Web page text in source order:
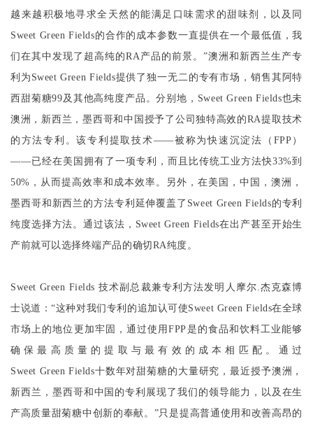
越来越积极地寻求全天然的能满足口味需求的甜味剂，以及同
Sweet Green Fields的合作的成本参数一直提供在一个最低值，我
们在其中发现了超高纯的RA产品的前景。”澳洲和新西兰生产专
利为 Sweet Green Fields提供了独一无二的专有市场，销售其阿特
西甜菊糖99及其他高纯度产品。分别地， Sweet Green Fields也未
澳洲，新西兰，墨西哥和中国授予了公司独特高效的RA提取技术
的方法专利。该专利提取技术——被称为快速沉淀法（ FPP ）
——已经在美国拥有了一项专利，而且比传统工业方法快33%到
50% ，从而提高效率和成本效率。另外，在美国，中国，澳洲，
墨西哥和新西兰的方法专利延伸覆盖了 Sweet Green Fields的专利
纯度选择方法。通过该法， Sweet Green Fields在出产甚至开始生
产前就可以选择终端产品的确切 RA纯度。
Sweet Green Fields 技术副总裁兼专利方法发明人摩尔.杰克森博
士说道：“这种对我们专利的追加认可使Sweet Green Fields在全球
市场上的地位更加牢固，通过使用FPP是的食品和饮料工业能够
确保最高质量的提取与最有效的成本相匹配。通过
Sweet Green Fields十数年对甜菊糖的大量研究，最近授予澳洲，
新西兰，墨西哥和中国的专利展现了我们的领导能力，以及在生
产高质量甜菊糖中创新的奉献。”只是提高普通使用和改善高昂的